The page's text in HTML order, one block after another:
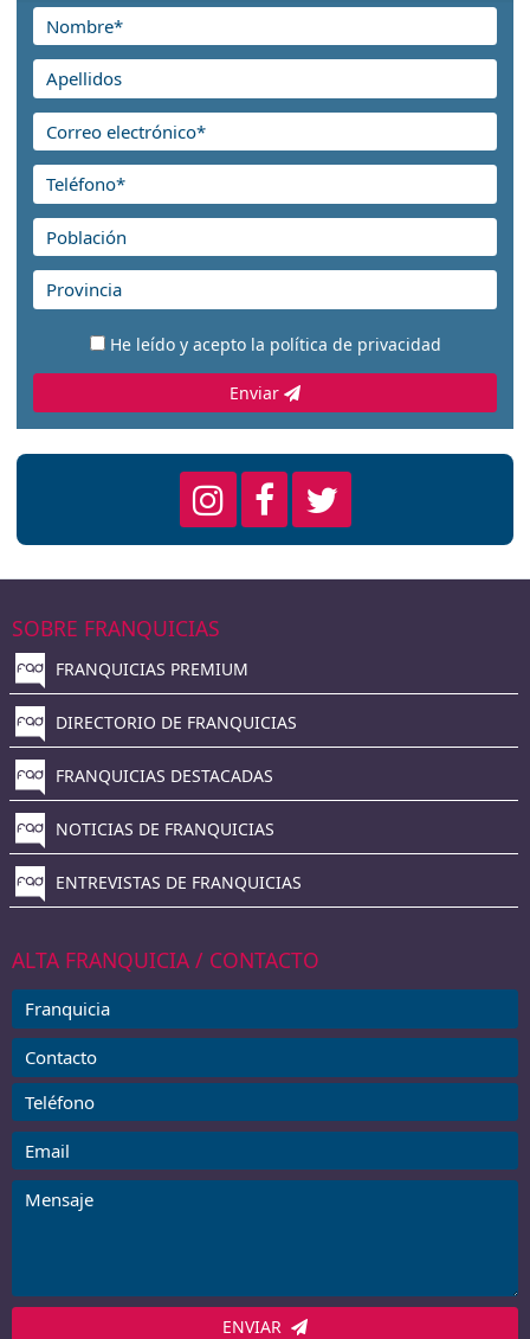
He leído y acepto la política de privacidad
Enviar
SOBRE FRANQUICIAS
FRANQUICIAS PREMIUM
DIRECTORIO DE FRANQUICIAS
FRANQUICIAS DESTACADAS
NOTICIAS DE FRANQUICIAS
ENTREVISTAS DE FRANQUICIAS
ALTA FRANQUICIA / CONTACTO
ENVIAR